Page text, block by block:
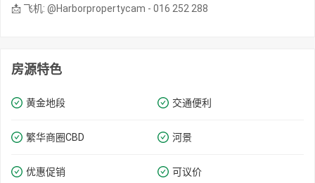
📩 飞机: @Harborpropertycam - 016 252 288
房源特色
黄金地段 交通便利
繁华商圈​​CBD 河景
优惠促销 可议价